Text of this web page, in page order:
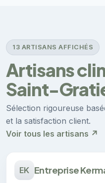
13 ARTISANS AFFICHÉS
Artisans
Saint-
Sélection rigoureuse
et la satisfaction client.
Voir tous les artisans ↗
EK Entreprise